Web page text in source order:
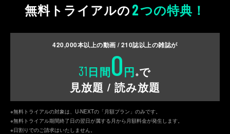
無料トライアルの2つの特典！
420,000本以上の動画 /210誌以上の雑誌が
31日間0円 ※で
見放題 / 読み放題
※無料トライアルの対象は、U-NEXTの「月額プラン」のみです。
※無料トライアル期間終了日の翌日が属する月から月額料金が発生します。
※日割りでのご請求はいたしません。